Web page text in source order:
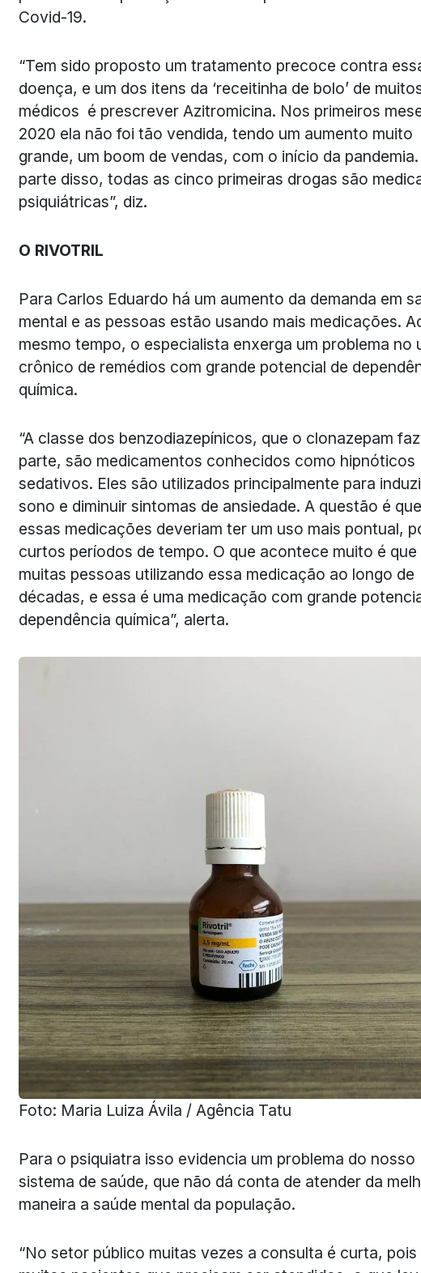
Covid-19.
“Tem sido proposto um tratamento precoce contra
doença, e um dos itens da ‘receitinha de bolo’ de
médicos é prescrever Azitromicina. Nos primeiros
2020 ela não foi tão vendida, tendo um aumento muito
grande, um boom de vendas, com o início da
parte disso, todas as cinco primeiras drogas são
psiquiátricas”, diz.
O RIVOTRIL
Para Carlos Eduardo há um aumento da demanda em
mental e as pessoas estão usando mais medicações.
mesmo tempo, o especialista enxerga um problema no
crônico de remédios com grande potencial de
química.
“A classe dos benzodiazepínicos, que o clonazepam faz
parte, são medicamentos conhecidos como hipnóticos
sedativos. Eles são utilizados principalmente para
sono e diminuir sintomas de ansiedade. A questão é que
essas medicações deveriam ter um uso mais pontual,
curtos períodos de tempo. O que acontece muito é que
muitas pessoas utilizando essa medicação ao longo de
décadas, e essa é uma medicação com grande
dependência química”, alerta.
Foto: Maria Luiza Ávila / Agência Tatu
Para o psiquiatra isso evidencia um problema do nosso
sistema de saúde, que não dá conta de atender da
maneira a saúde mental da população.
“No setor público muitas vezes a consulta é curta, pois